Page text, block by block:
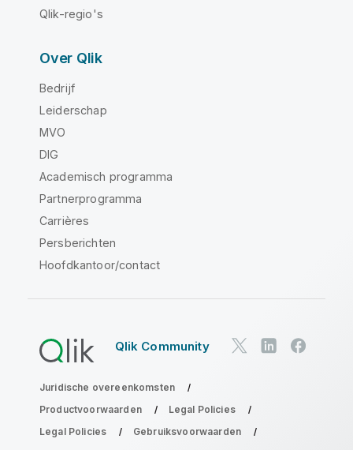
Qlik-regio's
Over Qlik
Bedrijf
Leiderschap
MVO
DIG
Academisch programma
Partnerprogramma
Carrières
Persberichten
Hoofdkantoor/contact
Qlik Community
Juridische overeenkomsten
Productvoorwaarden
Legal Policies
Legal Policies
Gebruiksvoorwaarden